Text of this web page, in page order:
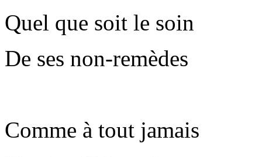
Quel que soit le soin
De ses non-remèdes
Comme à tout jamais